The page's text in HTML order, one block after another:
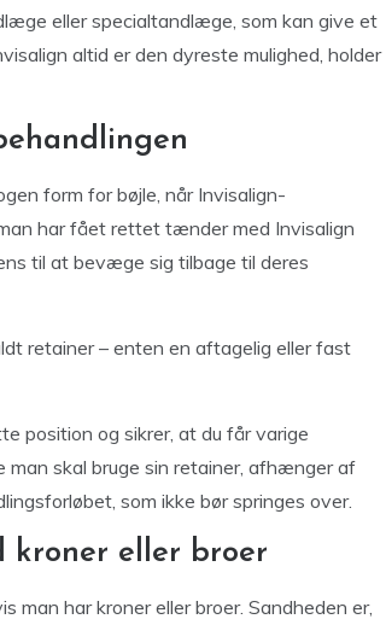
eller specialtandlæge, som kan give et
altid er den dyreste mulighed, holder
form for bøjle, når Invisalign-
har fået rettet tænder med Invisalign
til at bevæge sig tilbage til deres
retainer – enten en aftagelig eller fast
position og sikrer, at du får varige
skal bruge sin retainer, afhænger af
som ikke bør springes over.
kroner eller broer
man har kroner eller broer. Sandheden er,